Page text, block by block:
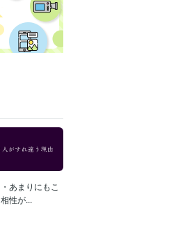
あまりにもこ
性が...